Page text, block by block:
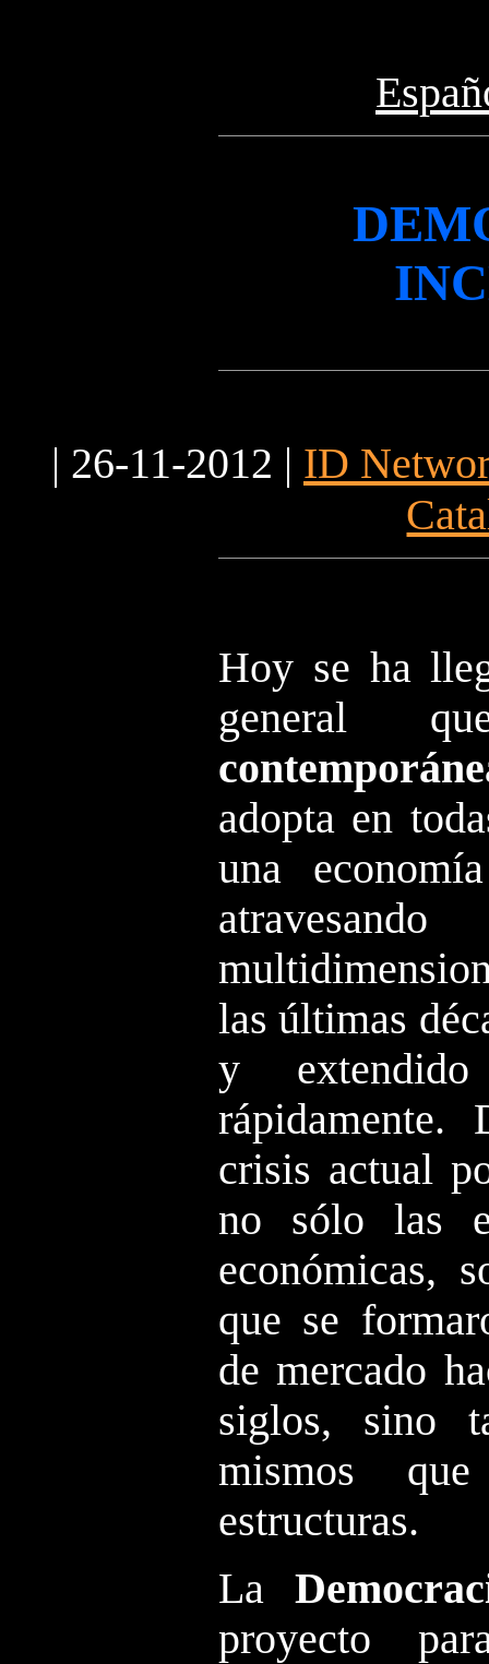
| 26-11-2012 | ID
Hoy se ha
general
adopta en
una
las últimas
y
rápidamente.
crisis actual
no sólo las
económicas,
que se
de mercado
siglos, sino
mismos
estructuras.
La
proyecto